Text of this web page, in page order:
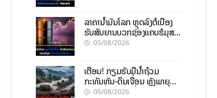
ລາຄານ້ຳມັນໂລກ ຫຼຸດລົງຕໍ່ເນື່ອງ
ຮັບສັນຍານບວກຊ່ອງແຄບຮໍມຸສ
ຈັບຕາລາຄາໃນລາວ
05/08/2026
ເຕືອນ! ກຽມຮັບມືນໍ້າຖ້ວມ
ກະທັນຫັນ-ດິນເຈື່ອນ ຫຼັງພາຍຸຝົນ
ຍັງສືບຕໍ່ຕົກໜັກທົ່ວປະເທດ
05/08/2026